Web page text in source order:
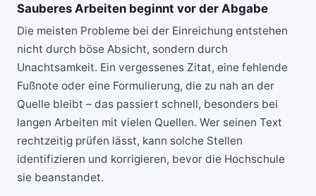
Sauberes Arbeiten beginnt vor der Abgabe
Die meisten Probleme bei der Einreichung entstehen
nicht durch böse Absicht, sondern durch
Unachtsamkeit. Ein vergessenes Zitat, eine fehlende
Fußnote oder eine Formulierung, die zu nah an der
Quelle bleibt – das passiert schnell, besonders bei
langen Arbeiten mit vielen Quellen. Wer seinen Text
rechtzeitig prüfen lässt, kann solche Stellen
identifizieren und korrigieren, bevor die Hochschule
sie beanstandet.